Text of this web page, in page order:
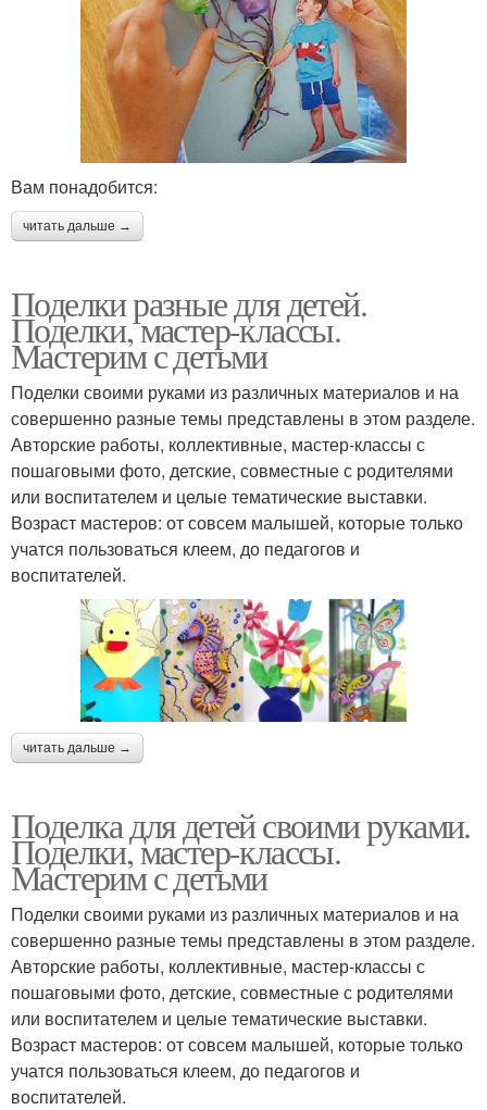
Вам понадобится:
читать дальше →
Поделки разные для детей.
Поделки, мастер-классы.
Мастерим с детьми
Поделки своими руками из различных материалов и на
совершенно разные темы представлены в этом разделе.
Авторские работы, коллективные, мастер-классы с
пошаговыми фото, детские, совместные с родителями
или воспитателем и целые тематические выставки.
Возраст мастеров: от совсем малышей, которые только
учатся пользоваться клеем, до педагогов и
воспитателей.
читать дальше →
Поделка для детей своими руками.
Поделки, мастер-классы.
Мастерим с детьми
Поделки своими руками из различных материалов и на
совершенно разные темы представлены в этом разделе.
Авторские работы, коллективные, мастер-классы с
пошаговыми фото, детские, совместные с родителями
или воспитателем и целые тематические выставки.
Возраст мастеров: от совсем малышей, которые только
учатся пользоваться клеем, до педагогов и
воспитателей.